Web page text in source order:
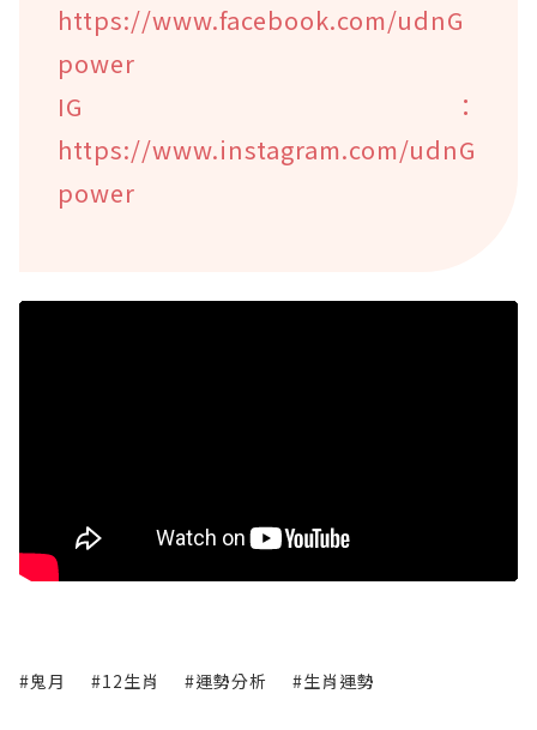
https://www.facebook.com/udnG
power
IG：
https://www.instagram.com/udnG
power
#鬼月 #12生肖 #運勢分析 #生肖運勢